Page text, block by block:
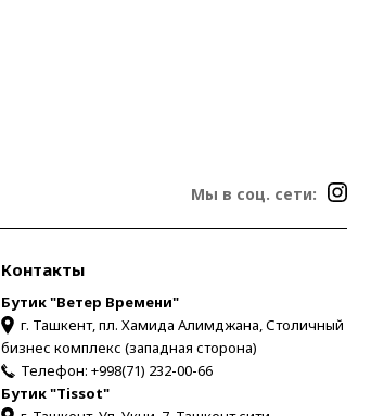
Мы в соц. сети:
Контакты
Бутик "Ветер Времени"
г. Ташкент, пл. Хамида Алимджана, Столичный
бизнес комплекс (западная сторона)
Телефон: +998(71) 232-00-66
Бутик "Tissot"